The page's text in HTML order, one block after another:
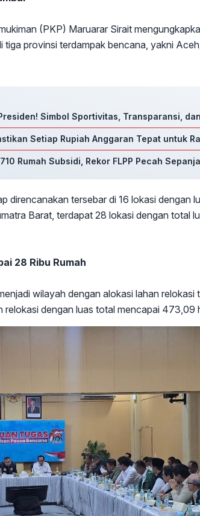
(PKP) Maruarar Sirait
tiga provinsi terdampak bencana, yakni
Simbol Sportivitas, Transparansi,
Setiap Rupiah Anggaran Tepat untuk
Rumah Subsidi, Rekor FLPP Pecah
direncanakan tersebar di 16 lokasi dengan
Barat, terdapat 28 lokasi dengan total
28 Ribu Rumah
wilayah dengan alokasi lahan relokasi
relokasi dengan luas total mencapai 473,09